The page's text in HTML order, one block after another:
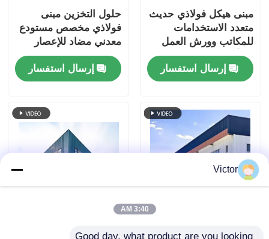
مبنى هيكل فولاذي حديث
متعدد الاستخدامات
للمكاتب وورش العمل
مع ألواح ساندويتش
إرسال استفسار
حلول التخزين مبنى
فولاذي مخصص مستودع
معدني مضاد للإعصار
إرسال استفسار
Victor
3:40 AM
Good day, what product are you looking